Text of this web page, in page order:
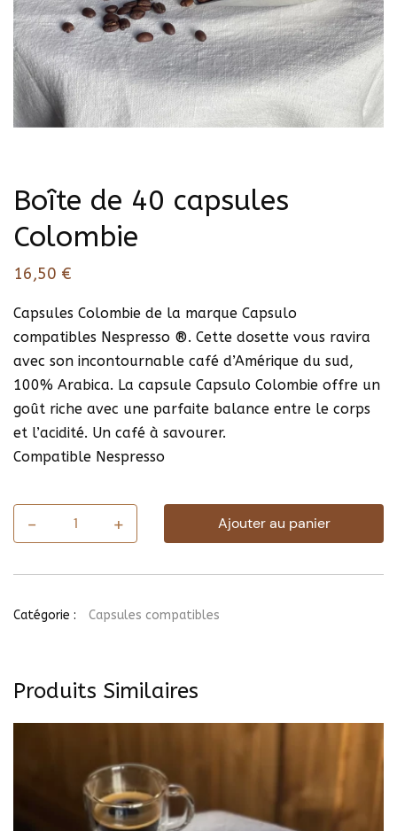
Boîte de 40 capsules
Colombie
16,50 €
Capsules Colombie de la marque Capsulo
compatibles Nespresso ®. Cette dosette vous ravira
avec son incontournable café d’Amérique du sud,
100% Arabica. La capsule Capsulo Colombie offre un
goût riche avec une parfaite balance entre le corps
et l’acidité. Un café à savourer.
Compatible Nespresso
-
quantité
de
capsules
+ Ajouter au panier
Catégorie : Capsules compatibles
Produits Similaires